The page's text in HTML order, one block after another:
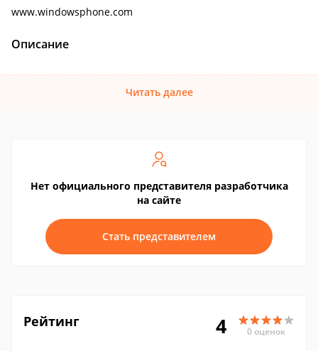
www.windowsphone.com
Описание
Читать далее
Нет официального представителя разработчика
на сайте
Стать представителем
Рейтинг 4 0 оценок